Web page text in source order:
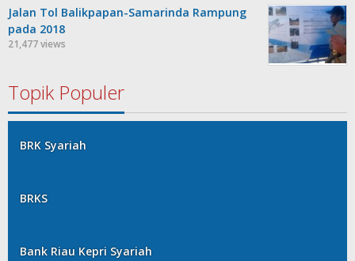
Jalan Tol Balikpapan-Samarinda Rampung
pada 2018
21,477 views
Topik Populer
BRK Syariah
BRKS
Bank Riau Kepri Syariah